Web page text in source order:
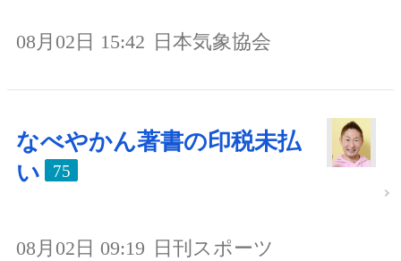
08月02日 15:42 日本気象協会
なべやかん著書の印税未払
い
75
08月02日 09:19 日刊スポーツ